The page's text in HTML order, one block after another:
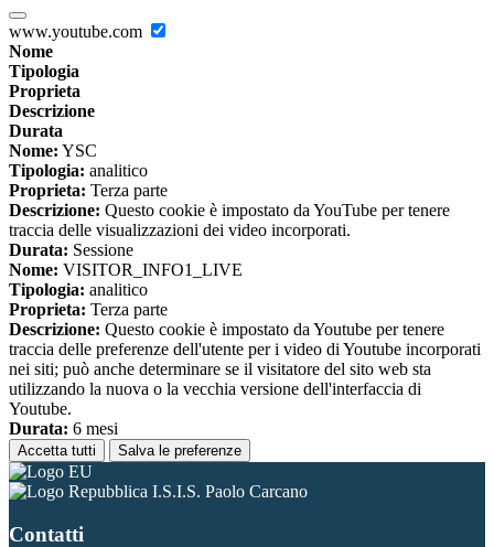
www.youtube.com
Nome
Tipologia
Proprieta
Descrizione
Durata
Nome: YSC
Tipologia: analitico
Proprieta: Terza parte
Descrizione: Questo cookie è impostato da YouTube per tenere
traccia delle visualizzazioni dei video incorporati.
Durata: Sessione
Nome: VISITOR_INFO1_LIVE
Tipologia: analitico
Proprieta: Terza parte
Descrizione: Questo cookie è impostato da Youtube per tenere
traccia delle preferenze dell'utente per i video di Youtube incorporati
nei siti; può anche determinare se il visitatore del sito web sta
utilizzando la nuova o la vecchia versione dell'interfaccia di
Youtube.
Durata: 6 mesi
Accetta tutti Salva le preferenze
I.S.I.S. Paolo Carcano
Contatti